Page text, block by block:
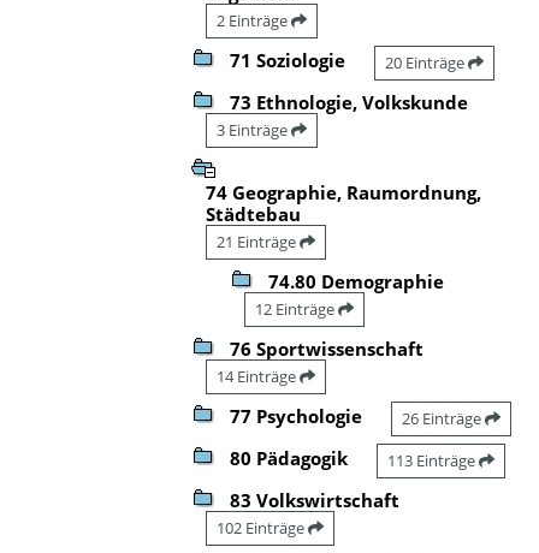
2 Einträge
71 Soziologie 20 Einträge
73 Ethnologie, Volkskunde
3 Einträge
74 Geographie, Raumordnung,
Städtebau
21 Einträge
74.80 Demographie
12 Einträge
76 Sportwissenschaft
14 Einträge
77 Psychologie 26 Einträge
80 Pädagogik 113 Einträge
83 Volkswirtschaft
102 Einträge